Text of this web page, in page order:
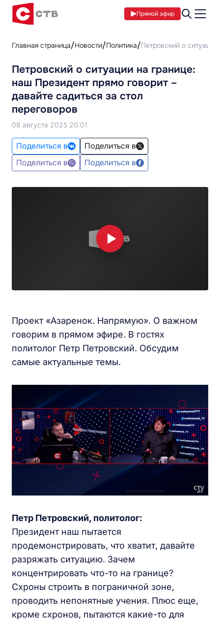
Прямой эфир
Главная страница Новости Политика Петровский о
Петровский о ситуации на границе:
наш Президент прямо говорит –
давайте садиться за стол
переговоров
08 августа 2025 20:01
Поделиться в
Поделиться в
Поделиться в
Поделиться в
Проект «Азаренок. Напрямую». О важном
говорим в прямом эфире. В гостях
политолог Петр Петровский. Обсудим
самые актуальные темы.
Петр Петровский, политолог:
Президент наш пытается
продемонстрировать, что хватит, давайте
разряжать ситуацию. Зачем
концентрировать что-то на границе?
Схроны строить в пограничной зоне,
проводить непонятные учения. Плюс еще,
кроме схронов, пытаются какие-то для